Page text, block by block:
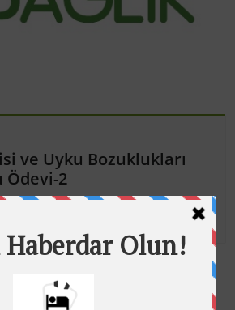
ve Uyku Bozuklukları
Ödevi-2